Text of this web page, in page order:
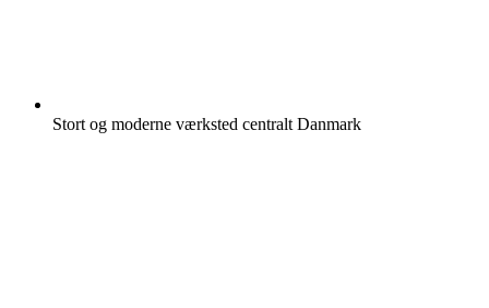
Stort og moderne værksted centralt Danmark